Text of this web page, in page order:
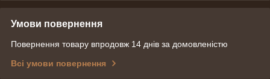
Умови повернення
Повернення товару впродовж 14 днів за домовленістю
Всі умови повернення